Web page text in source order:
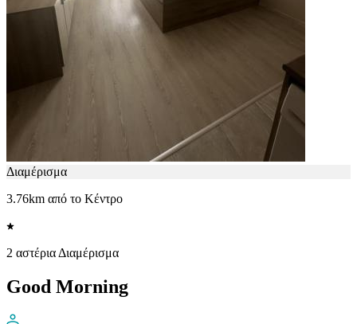
Διαμέρισμα
3.76km από το Κέντρο
2 αστέρια Διαμέρισμα
Good Morning